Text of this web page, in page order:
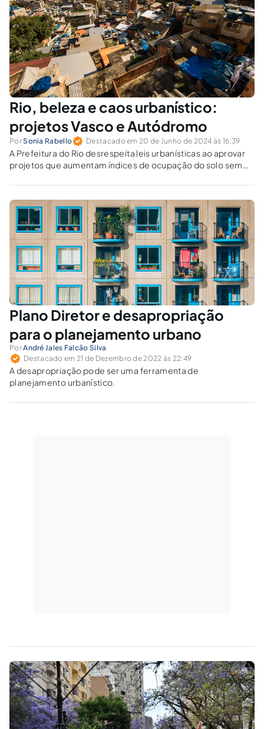
Rio, beleza e caos urbanístico:
projetos Vasco e Autódromo
PorSonia Rabello Destacado em 20 de Junho de 2024 às 16:39
A Prefeitura do Rio desrespeita leis urbanísticas ao aprovar
projetos que aumentam índices de ocupação do solo sem
Plano Diretor e desapropriação
para o planejamento urbano
PorAndré Jales Falcão Silva
Destacado em 21 de Dezembro de 2022 às 22:49
A desapropriação pode ser uma ferramenta de
planejamento urbanístico.